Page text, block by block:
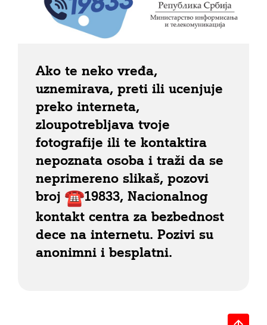
Ako te neko vređa,
uznemirava, preti ili ucenjuje
preko interneta,
zloupotrebljava tvoje
fotografije ili te kontaktira
nepoznata osoba i traži da se
neprimereno slikaš, pozovi
broj
19833, Nacionalnog
kontakt centra za bezbednost
dece na internetu. Pozivi su
anonimni i besplatni.